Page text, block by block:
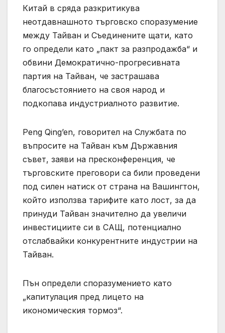
Китай в сряда разкритикува
неотдавнашното търговско споразумение
между Тайван и Съединените щати, като
го определи като „пакт за разпродажба“ и
обвини Демократично-прогресивната
партия на Тайван, че застрашава
благосъстоянието на своя народ и
подкопава индустриалното развитие.
Peng Qing’en, говорител на Службата по
въпросите на Тайван към Държавния
съвет, заяви на пресконференция, че
търговските преговори са били проведени
под силен натиск от страна на Вашингтон,
който използва тарифите като лост, за да
принуди Тайван значително да увеличи
инвестициите си в САЩ, потенциално
отслабвайки конкурентните индустрии на
Тайван.
Пън определи споразумението като
„капитулация пред лицето на
икономическия тормоз“.